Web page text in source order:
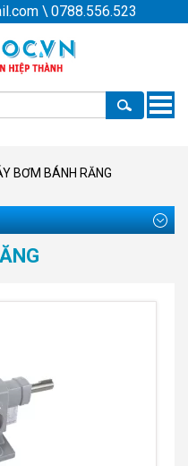
\ 0788.556.523
Toggle
BƠM BÁNH RĂNG